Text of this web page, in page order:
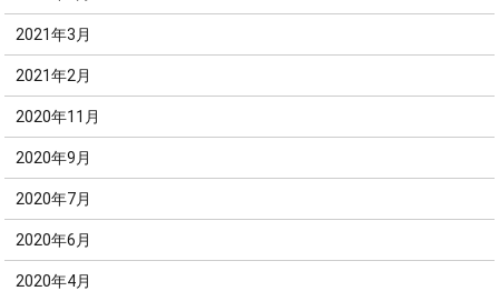
2021年3月
2021年2月
2020年11月
2020年9月
2020年7月
2020年6月
2020年4月